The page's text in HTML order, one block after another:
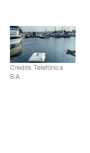
Credits: Telefónica
S.A.